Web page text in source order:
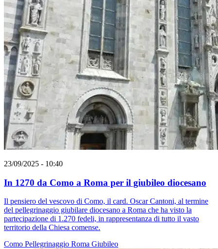
23/09/2025 - 10:40
In 1270 da Como a Roma per il giubileo diocesano
Il pensiero del vescovo di Como, il card. Oscar Cantoni, al termine
del pellegrinaggio giubilare diocesano a Roma che ha visto la
partecipazione di 1.270 fedeli, in rappresentanza di tutto il vasto
territorio della Chiesa comense.
Como Pellegrinaggio Roma Giubileo